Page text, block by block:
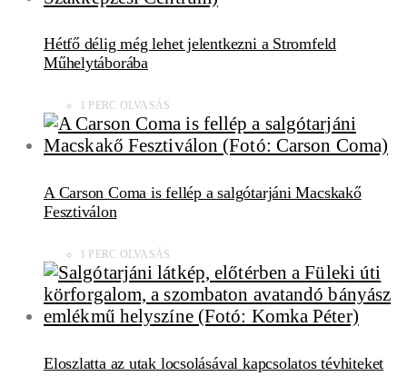
Hétfő délig még lehet jelentkezni a Stromfeld
Műhelytáborába
1 PERC OLVASÁS
A Carson Coma is fellép a salgótarjáni Macskakő
Fesztiválon
1 PERC OLVASÁS
Eloszlatta az utak locsolásával kapcsolatos tévhiteket